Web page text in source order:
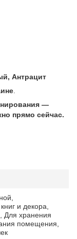
Антрацит
—
прямо сейчас.
и декора,
Для хранения
помещения,